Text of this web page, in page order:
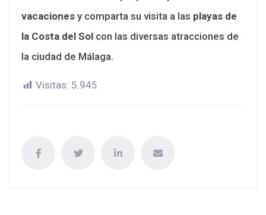
vacaciones y comparta su visita a las playas de
la Costa del Sol con las diversas atracciones de
la ciudad de Málaga.
Visitas: 5.945